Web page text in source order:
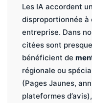
Les IA accordent
disproportionnée à
entreprise. Dans
citées sont
bénéficient de
régionale ou
(Pages Jaunes,
plateformes